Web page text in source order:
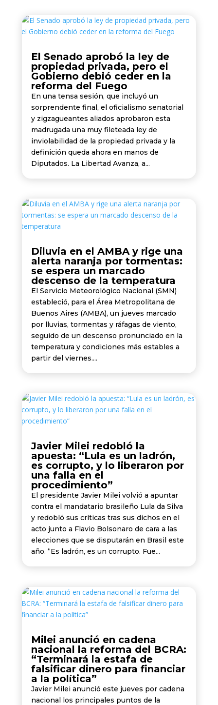
El Senado aprobó la ley de
propiedad privada, pero el
Gobierno debió ceder en la
reforma del Fuego
En una tensa sesión, que incluyó un
sorprendente final, el oficialismo senatorial
y zigzagueantes aliados aprobaron esta
madrugada una muy fileteada ley de
inviolabilidad de la propiedad privada y la
definición queda ahora en manos de
Diputados. La Libertad Avanza, a...
Diluvia en el AMBA y rige una
alerta naranja por tormentas:
se espera un marcado
descenso de la temperatura
El Servicio Meteorológico Nacional (SMN)
estableció, para el Área Metropolitana de
Buenos Aires (AMBA), un jueves marcado
por lluvias, tormentas y ráfagas de viento,
seguido de un descenso pronunciado en la
temperatura y condiciones más estables a
partir del viernes....
Javier Milei redobló la
apuesta: “Lula es un ladrón,
es corrupto, y lo liberaron por
una falla en el
procedimiento”
El presidente Javier Milei volvió a apuntar
contra el mandatario brasileño Lula da Silva
y redobló sus críticas tras sus dichos en el
acto junto a Flavio Bolsonaro de cara a las
elecciones que se disputarán en Brasil este
año. “Es ladrón, es un corrupto. Fue...
Milei anunció en cadena
nacional la reforma del BCRA:
“Terminará la estafa de
falsificar dinero para financiar
a la política”
Javier Milei anunció este jueves por cadena
nacional los principales puntos de la